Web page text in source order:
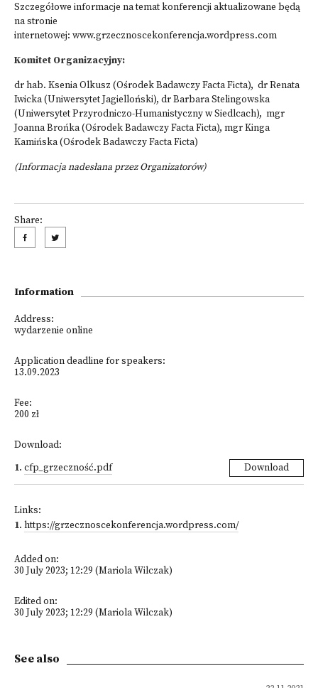
Szczegółowe informacje na temat konferencji aktualizowane będą
na stronie
internetowej: www.grzecznoscekonferencja.wordpress.com
Komitet Organizacyjny:
dr hab. Ksenia Olkusz (Ośrodek Badawczy Facta Ficta), dr Renata
Iwicka (Uniwersytet Jagielloński), dr Barbara Stelingowska
(Uniwersytet Przyrodniczo-Humanistyczny w Siedlcach), mgr
Joanna Brońka (Ośrodek Badawczy Facta Ficta), mgr Kinga
Kamińska (Ośrodek Badawczy Facta Ficta)
(Informacja nadesłana przez Organizatorów)
Share:
Information
Address:
wydarzenie online
Application deadline for speakers:
13.09.2023
Fee:
200 zł
Download:
1. cfp_grzeczność.pdf Download
Links:
1. https://grzecznoscekonferencja.wordpress.com/
Added on:
30 July 2023; 12:29 (Mariola Wilczak)
Edited on:
30 July 2023; 12:29 (Mariola Wilczak)
See also